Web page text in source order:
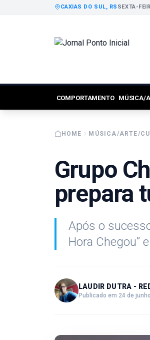
CAXIAS DO SUL, RS SEXTA-
COMPORTAMENTO MÚSICA/
HOME MÚSICA/ARTE/
Grupo
prepara
Após o
Hora Chegou”
LAUDIR DUTRA -
Publicado em 24 de